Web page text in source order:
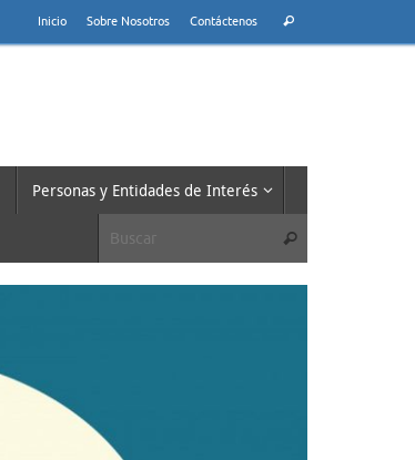
Inicio Sobre Nosotros Contáctenos Buscar
Personas y Entidades de Interés
Buscar